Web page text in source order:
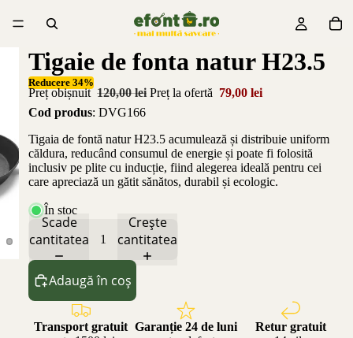
Tigaie de fonta natur H23.5
Reducere 34%
Preț obișnuit 120,00 lei Preț la ofertă 79,00 lei
Cod produs: DVG166
Tigaia de fontă natur H23.5 acumulează și distribuie uniform
căldura, reducând consumul de energie și poate fi folosită
inclusiv pe plite cu inducție, fiind alegerea ideală pentru cei
care apreciază un gătit sănătos, durabil și ecologic.
În stoc
Scade
cantitatea
Crește
cantitatea
Adaugă în coș
Transport gratuit Garanție 24 de luni
Retur gratuit